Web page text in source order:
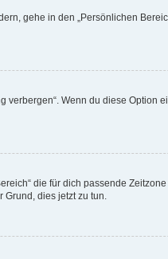
gehe in den „Persönlichen
Wenn du diese Option
die für dich passende
dies jetzt zu tun.